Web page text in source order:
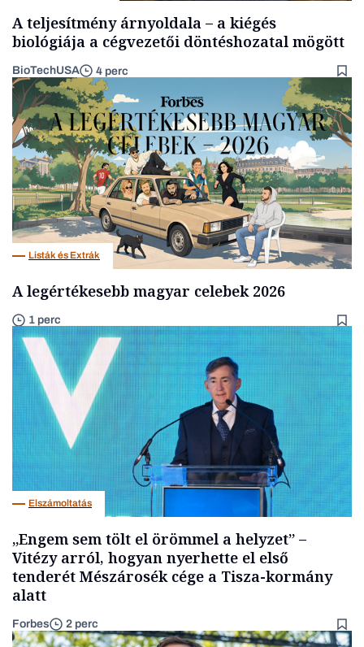
A teljesítmény árnyoldala – a kiégés
biológiája a cégvezetői döntéshozatal mögött
BioTechUSA 4 perc
Listák és Extrák
A legértékesebb magyar celebek 2026
1 perc
Elszámoltatás
„Engem sem tölt el örömmel a helyzet” –
Vitézy arról, hogyan nyerhette el első
tenderét Mészárosék cége a Tisza-kormány
alatt
Forbes 2 perc